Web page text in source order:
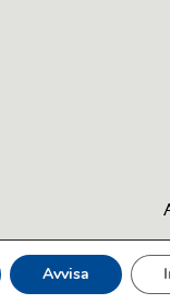
Avvisa